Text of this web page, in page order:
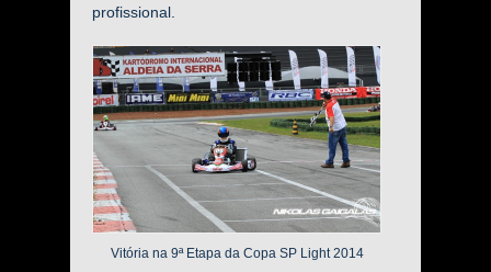
profissional.
Vitória na 9ª Etapa da Copa SP Light 2014